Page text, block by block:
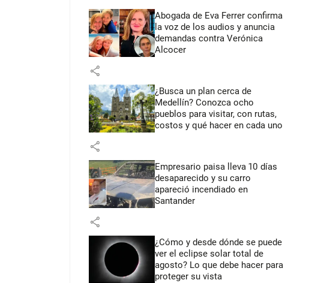
Abogada de Eva Ferrer confirma
la voz de los audios y anuncia
demandas contra Verónica
Alcocer
share
¿Busca un plan cerca de
Medellín? Conozca ocho
pueblos para visitar, con rutas,
costos y qué hacer en cada uno
share
Empresario paisa lleva 10 días
desaparecido y su carro
apareció incendiado en
Santander
share
¿Cómo y desde dónde se puede
ver el eclipse solar total de
agosto? Lo que debe hacer para
proteger su vista